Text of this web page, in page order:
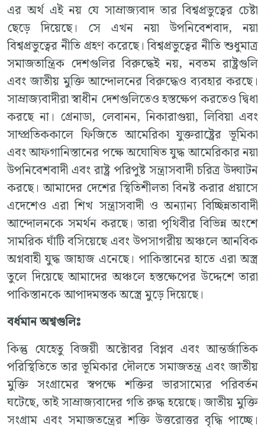
এর অর্থ এই নয় যে সাম্রাজ্যবাদ তার বিশ্বপ্রভুত্বের চেষ্টা
ছেড়ে দিয়েছে। সে এখন নয়া উপনিবেশবাদ, নয়া
বিশ্বপ্রভুত্বের নীতি গ্রহণ করেছে। বিশ্বপ্রভুত্বের নীতি শুধুমাত্র
সমাজতান্ত্রিক দেশগুলির বিরুদ্ধেই নয়, নবতম রাষ্ট্রগুলি
এবং জাতীয় মুক্তি আন্দোলনের বিরুদ্ধেও ব্যবহার করছে।
সাম্রাজ্যবাদীরা স্বাধীন দেশগুলিতেও হস্তক্ষেপ করতেও দ্বিধা
করছে না। গ্রেনাডা, লেবানন, নিকারাগুয়া, লিবিয়া এবং
সাম্প্রতিককালে ফিজিতে আমেরিকা যুক্তরাষ্ট্রের ভূমিকা
এবং আফগানিস্তানের পক্ষে অঘোষিত যুদ্ধ আমেরিকার নয়া
উপনিবেশবাদী এবং রাষ্ট্র পরিপুষ্ট সন্ত্রাসবাদী চরিত্র উদ্ঘাটন
করছে। আমাদের দেশের স্থিতিশীলতা বিনষ্ট করার প্রয়াসে
এদেশেও এরা শিখ সন্ত্রাসবাদী ও অন্যান্য বিচ্ছিন্নতাবাদী
আন্দোলনকে সমর্থন করছে। তারা পৃথিবীর বিভিন্ন অংশে
সামরিক ঘাঁটি বসিয়েছে এবং উপসাগরীয় অঞ্চলে আনবিক
অগ্নবাহী যুদ্ধ জাহাজ এনেছে। পাকিস্তানের হাতে এরা অস্ত্র
তুলে দিয়েছে আমাদের অঞ্চলে হস্তক্ষেপের উদ্দেশে তারা
পাকিস্তানকে আপাদমস্তক অস্ত্রে মুড়ে দিয়েছে।
বর্ধমানঅশ্বগুলিঃ
কিন্তু যেহেতু বিজয়ী অক্টোবর বিপ্লব এবং আন্তর্জাতিক
পরিস্থিতিতে তার ভূমিকার দৌলতে সমাজতন্ত্র এবং জাতীয়
মুক্তি সংগ্রামের স্বপক্ষে শক্তির ভারসাম্যের পরিবর্তন
ঘটেছে, তাই সাম্রাজ্যবাদের গতি রুদ্ধ হয়েছে। জাতীয় মুক্তি
সংগ্রাম এবং সমাজতন্ত্রের শক্তি উত্তরোত্তর বৃদ্ধি পাচ্ছে।